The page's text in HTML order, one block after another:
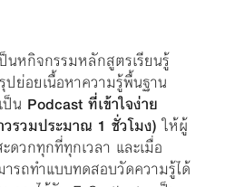
นหกิจกรรมหลักสูตรเรียนรู้
ปย่อยเนื้อหาความรู้พื้นฐาน
น Podcast ที่เข้าใจง่าย
รวมประมาณ 1 ชั่วโมง) ให้ผู้
ดวกทุกที่ทุกเวลา และเมื่อ
รถทำแบบทดสอบวัดความรู้ได้